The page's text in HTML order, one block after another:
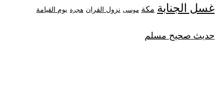
غسل الجنابة مكة موسى نزول القران هجرة يوم القيامة
حديث صحيح مسلم